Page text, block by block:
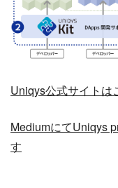
Uniqys公式サイトは
MediumにてUniqys
す